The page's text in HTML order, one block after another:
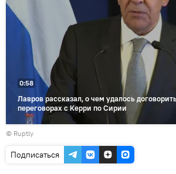
Лавров рассказал, о чем удалось
переговорах с Керри по Сирии
0:58
© Ruptly
Подписаться